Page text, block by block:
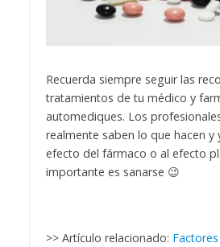
Recuerda siempre seguir las
tratamientos de tu médico y
automediques. Los
realmente saben lo que hacen y
efecto del fármaco o al efecto
importante es sanarse 😉
>> Artículo relacionado: